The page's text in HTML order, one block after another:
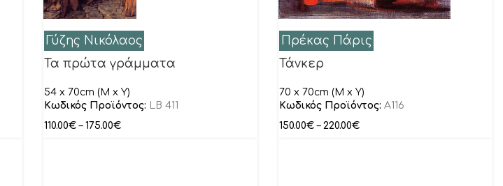
Γύζης Νικόλαος
Τα πρώτα γράμματα
54 x 70cm (M x Y)
Κωδικός Προϊόντος: LB 411
110.00€ – 175.00€
Πρέκας Πάρις
Τάνκερ
70 x 70cm (M x Y)
Κωδικός Προϊόντος: Α116
150.00€ – 220.00€